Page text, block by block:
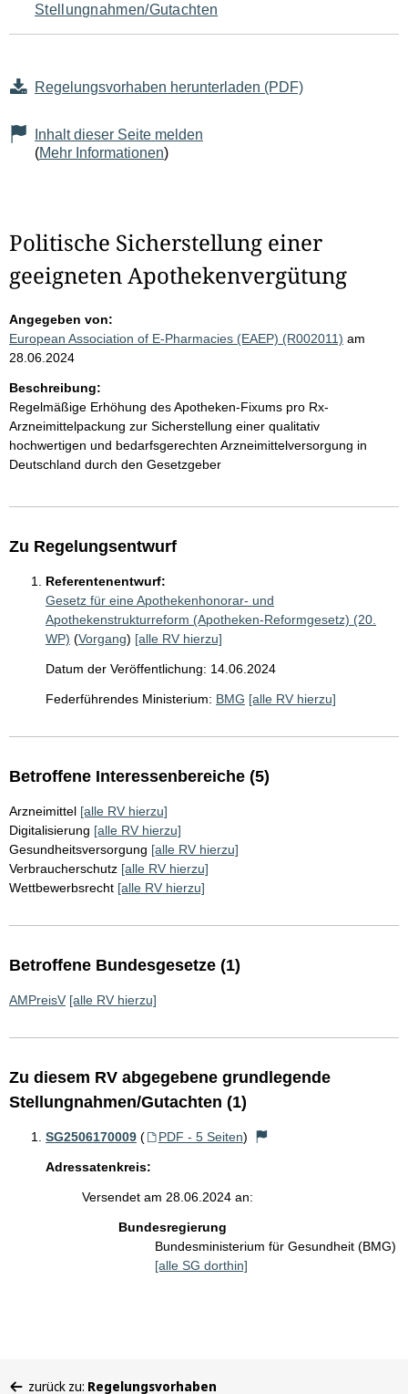
Stellungnahmen/Gutachten
Regelungsvorhaben herunterladen (PDF)
Inhalt dieser Seite melden
(Mehr Informationen)
Politische Sicherstellung einer
geeigneten Apothekenvergütung
Angegeben von:
European Association of E-Pharmacies (EAEP) (R002011) am
28.06.2024
Beschreibung:
Regelmäßige Erhöhung des Apotheken-Fixums pro Rx-
Arzneimittelpackung zur Sicherstellung einer qualitativ
hochwertigen und bedarfsgerechten Arzneimittelversorgung in
Deutschland durch den Gesetzgeber
Zu Regelungsentwurf
Referentenentwurf:
Gesetz für eine Apothekenhonorar- und
Apothekenstrukturreform (Apotheken-Reformgesetz) (20.
WP) (Vorgang) [alle RV hierzu]
Datum der Veröffentlichung: 14.06.2024
Federführendes Ministerium: BMG [alle RV hierzu]
Betroffene Interessenbereiche (5)
Arzneimittel [alle RV hierzu]
Digitalisierung [alle RV hierzu]
Gesundheitsversorgung [alle RV hierzu]
Verbraucherschutz [alle RV hierzu]
Wettbewerbsrecht [alle RV hierzu]
Betroffene Bundesgesetze (1)
AMPreisV [alle RV hierzu]
Zu diesem RV abgegebene grundlegende
Stellungnahmen/Gutachten (1)
SG2506170009 ( PDF - 5 Seiten)
Adressatenkreis:
Versendet am 28.06.2024 an:
Bundesregierung
Bundesministerium für Gesundheit (BMG)
[alle SG dorthin]
zurück zu: Regelungsvorhaben